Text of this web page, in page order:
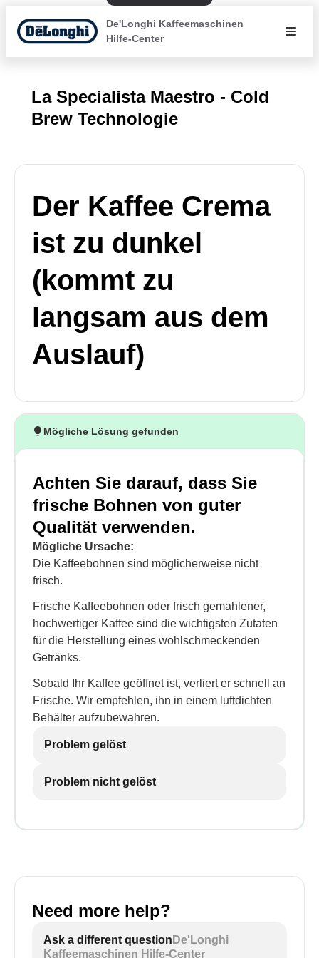
De'Longhi Kaffeemaschinen
Hilfe-Center
La Specialista Maestro - Cold
Brew Technologie
Der Kaffee Crema
ist zu dunkel
(kommt zu
langsam aus dem
Auslauf)
Mögliche Lösung gefunden
Achten Sie darauf, dass Sie
frische Bohnen von guter
Qualität verwenden.
Mögliche Ursache:
Die Kaffeebohnen sind möglicherweise nicht
frisch.
Frische Kaffeebohnen oder frisch gemahlener,
hochwertiger Kaffee sind die wichtigsten Zutaten
für die Herstellung eines wohlschmeckenden
Getränks.
Sobald Ihr Kaffee geöffnet ist, verliert er schnell an
Frische. Wir empfehlen, ihn in einem luftdichten
Behälter aufzubewahren.
Problem gelöst
Problem nicht gelöst
Need more help?
Ask a different question De'Longhi
Kaffeemaschinen Hilfe-Center